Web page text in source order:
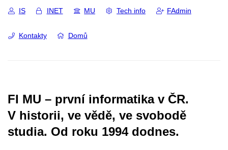
IS INET MU Tech info FAdmin
Kontakty Domů
FI MU – první informatika v ČR.
V historii, ve vědě, ve svobodě
studia. Od roku 1994 dodnes.